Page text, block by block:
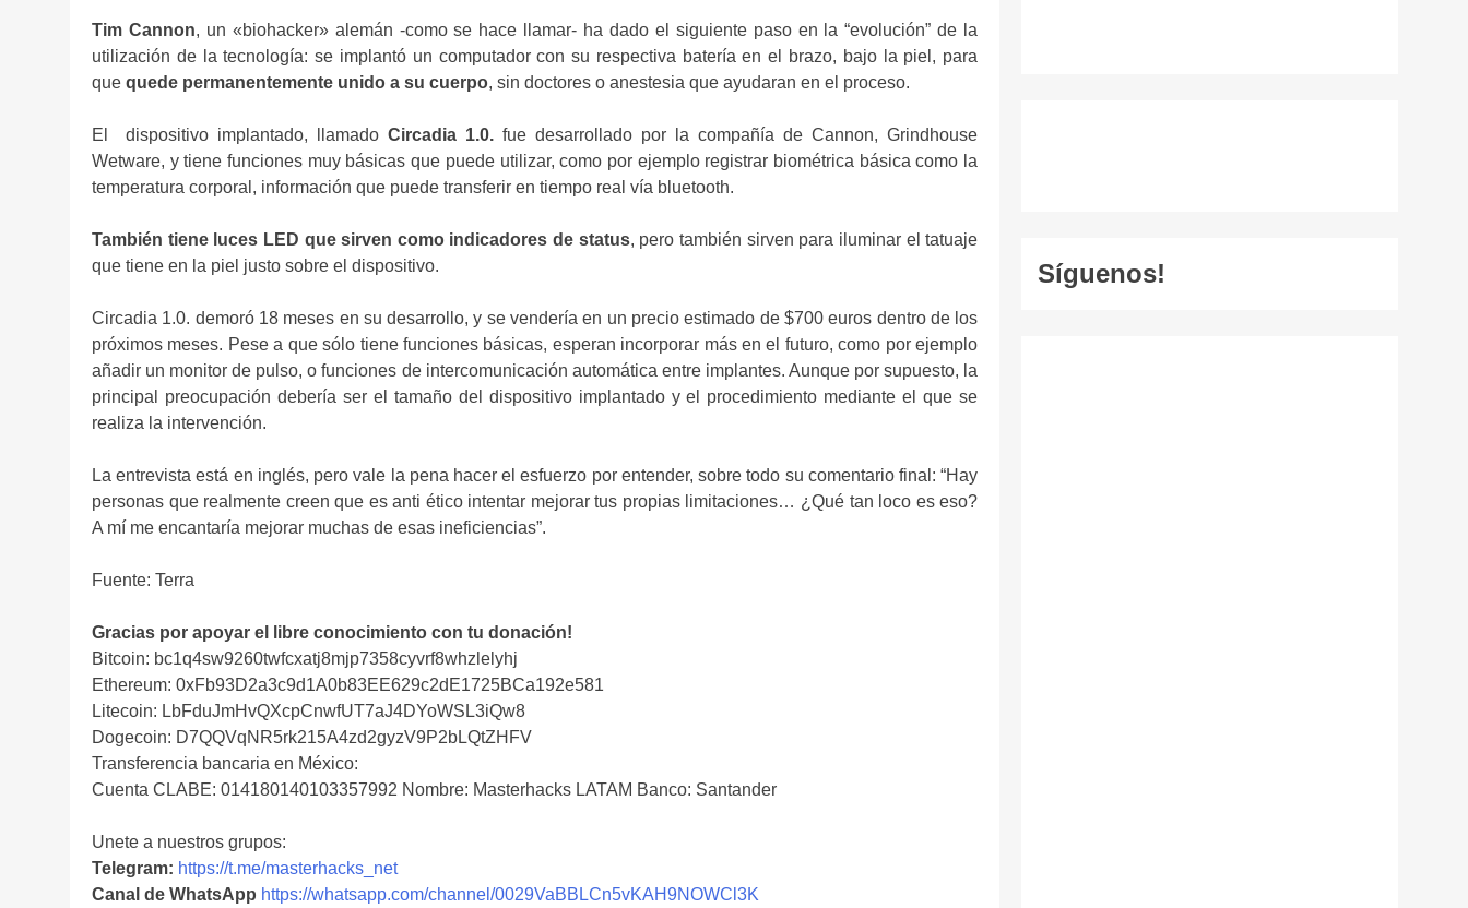
Tim Cannon, un «biohacker» alemán -como se hace llamar- ha dado el siguiente paso en la “evolución” de la
utilización de la tecnología: se implantó un computador con su respectiva batería en el brazo, bajo la piel, para
que quede permanentemente unido a su cuerpo, sin doctores o anestesia que ayudaran en el proceso.
El dispositivo implantado, llamadoCircadia 1.0. fue desarrollado por la compañía de Cannon, Grindhouse
Wetware, y tiene funciones muy básicas que puede utilizar, como por ejemplo registrar biométrica básica como la
temperatura corporal, información que puede transferir en tiempo real vía bluetooth.
También tiene luces LED que sirven como indicadores de status, pero también sirven para iluminar el tatuaje
que tiene en la piel justo sobre el dispositivo.
Circadia 1.0. demoró 18 meses en su desarrollo, y se vendería en un precio estimado de $700 euros dentro de los
próximos meses. Pese a que sólo tiene funciones básicas, esperan incorporar más en el futuro, como por ejemplo
añadir un monitor de pulso, o funciones de intercomunicación automática entre implantes. Aunque por supuesto, la
principal preocupación debería ser el tamaño del dispositivo implantado y el procedimiento mediante el que se
realiza la intervención.
La entrevista está en inglés, pero vale la pena hacer el esfuerzo por entender, sobre todo su comentario final: “Hay
personas que realmente creen que es anti ético intentar mejorar tus propias limitaciones… ¿Qué tan loco es eso?
A mí me encantaría mejorar muchas de esas ineficiencias”.
Fuente: Terra
Gracias por apoyar el libre conocimiento con tu donación!
Bitcoin: bc1q4sw9260twfcxatj8mjp7358cyvrf8whzlelyhj
Ethereum: 0xFb93D2a3c9d1A0b83EE629c2dE1725BCa192e581
Litecoin: LbFduJmHvQXcpCnwfUT7aJ4DYoWSL3iQw8
Dogecoin: D7QQVqNR5rk215A4zd2gyzV9P2bLQtZHFV
Transferencia bancaria en México:
Cuenta CLABE: 014180140103357992 Nombre: Masterhacks LATAM Banco: Santander
Unete a nuestros grupos:
Telegram: https://t.me/masterhacks_net
Canal de WhatsApp https://whatsapp.com/channel/0029VaBBLCn5vKAH9NOWCl3K
Síguenos!